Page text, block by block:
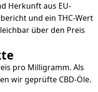
Herkunft aus EU-
und ein THC-Wert
über den Preis
pro Milligramm. Als
wir geprüfte CBD-Öle.